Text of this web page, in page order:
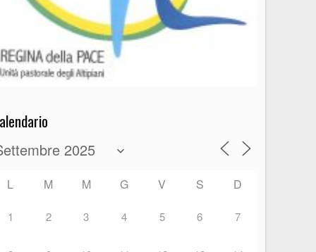
L M M G V S D
1 2 3 4 5 6 7